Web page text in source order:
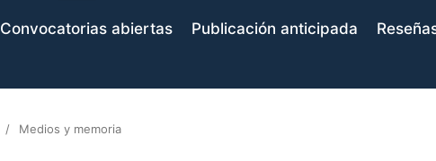
Convocatorias abiertas Publicación anticipada
/ Medios y memoria